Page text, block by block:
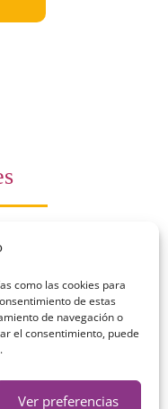
como las cookies para
de estas
de navegación o
el consentimiento, puede
Ver preferencias